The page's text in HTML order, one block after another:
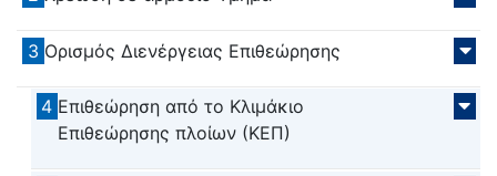
3 Ορισμός Διενέργειας Επιθεώρησης
4 Επιθεώρηση από το Κλιμάκιο
Επιθεώρησης πλοίων (ΚΕΠ)